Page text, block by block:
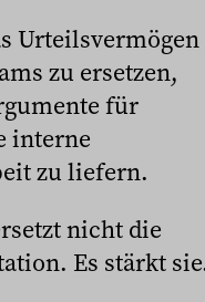
Urteilsvermögen
zu ersetzen,
für
interne
zu liefern.
nicht die
Es stärkt